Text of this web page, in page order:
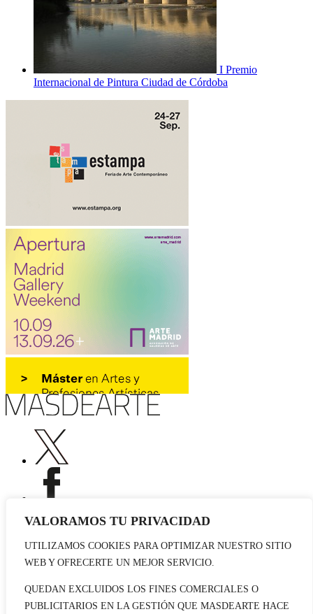
VALORAMOS TU PRIVACIDAD
UTILIZAMOS COOKIES PARA OPTIMIZAR NUESTRO SITIO
WEB Y OFRECERTE UN MEJOR SERVICIO.
QUEDAN EXCLUIDOS LOS FINES COMERCIALES O
PUBLICITARIOS EN LA GESTIÓN QUE MASDEARTE HACE
I Premio
Internacional de Pintura Ciudad de Córdoba
Publicidad
Contacto
© 2026 masdearte. Información de exposiciones, museos y artistas